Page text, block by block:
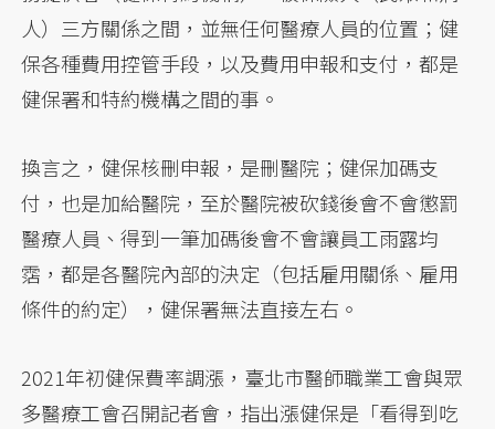
人）三方關係之間，並無任何醫療人員的位置；健
保各種費用控管手段，以及費用申報和支付，都是
健保署和特約機構之間的事。
換言之，健保核刪申報，是刪醫院；健保加碼支
付，也是加給醫院，至於醫院被砍錢後會不會懲罰
醫療人員、得到一筆加碼後會不會讓員工雨露均
霑，都是各醫院內部的決定（包括雇用關係、雇用
條件的約定），健保署無法直接左右。
2021年初健保費率調漲，臺北市醫師職業工會與眾
多醫療工會召開記者會，指出漲健保是「看得到吃